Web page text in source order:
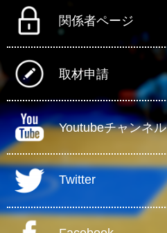
関係者ページ
取材申請
Youtubeチャンネル
Twitter